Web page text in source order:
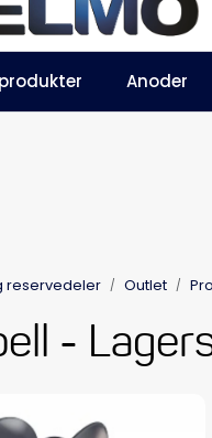
| Anoder
reservedeler Outlet
-